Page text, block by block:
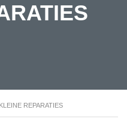
KLEINE REPARATIES